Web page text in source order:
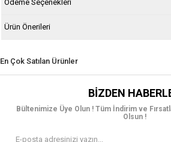
Ödeme Seçenekleri
Ürün Önerileri
En Çok Satılan Ürünler
BIZDEN
Bültenimize Üye Olun ! Tüm İndirim ve
Olsun !